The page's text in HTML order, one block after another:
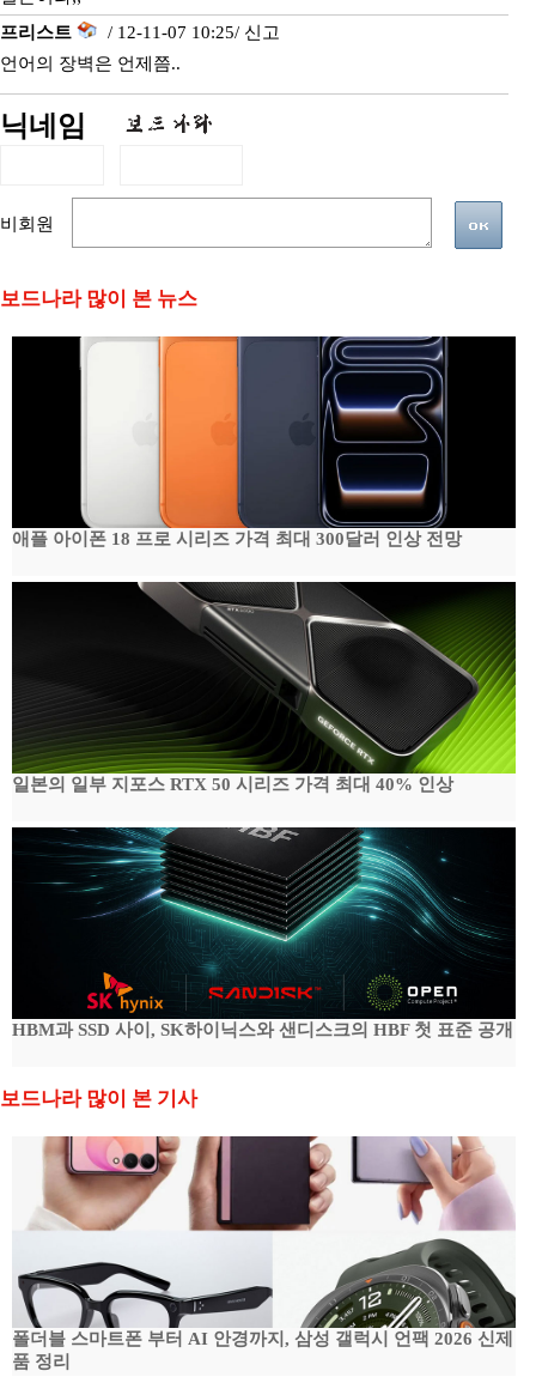
프리스트
/ 12-11-07 10:25/ 신고
언어의 장벽은 언제쯤..
닉네임
비회원
보드나라 많이 본 뉴스
애플 아이폰 18 프로 시리즈 가격 최대 300달러 인상 전망
일본의 일부 지포스 RTX 50 시리즈 가격 최대 40% 인상
HBM과 SSD 사이, SK하이닉스와 샌디스크의 HBF 첫 표준 공개
보드나라 많이 본 기사
폴더블 스마트폰 부터 AI 안경까지, 삼성 갤럭시 언팩 2026 신제
품 정리